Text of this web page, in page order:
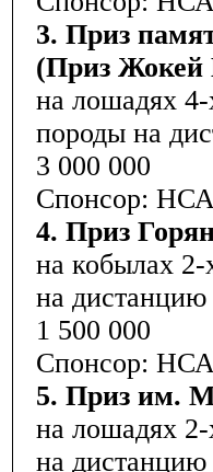
3. Приз
(Приз Жокей
на лошадях 4-
породы на
3 000 000
Спонсор:
4. Приз
на кобылах 2-
на
1 500 000
Спонсор:
5. Приз им.
на лошадях 2-
на